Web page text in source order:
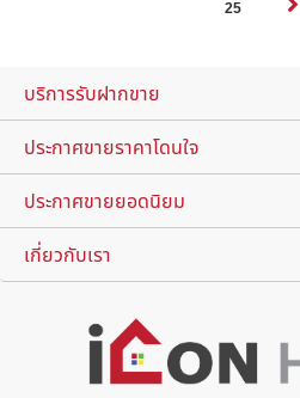
25
บริการรับฝากขาย
ประกาศขายราคาโดนใจ
ประกาศขายยอดนิยม
เกี่ยวกับเรา